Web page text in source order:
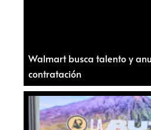
Walmart busca talento y
contratación